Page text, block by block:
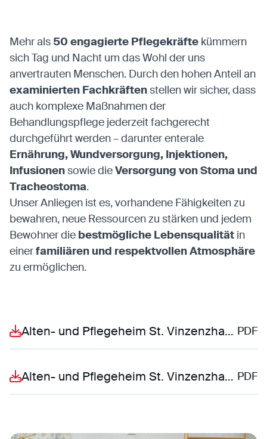
Mehr als 50 engagierte Pflegekräfte kümmern
sich Tag und Nacht um das Wohl der uns
anvertrauten Menschen. Durch den hohen Anteil an
examinierten Fachkräftenstellen wir sicher, dass
auch komplexe Maßnahmen der
Behandlungspflege jederzeit fachgerecht
durchgeführt werden – darunter enterale
Ernährung, Wundversorgung, Injektionen,
Infusionensowie dieVersorgung von Stoma und
Tracheostoma.
Unser Anliegen ist es, vorhandene Fähigkeiten zu
bewahren, neue Ressourcen zu stärken und jedem
Bewohner die bestmögliche Lebensqualität in
einerfamiliären und respektvollen Atmosphäre
zu ermöglichen.
Alten- und Pflegeheim St. Vinzenzhaus Kurzzeit PDF
Alten- und Pflegeheim St. Vinzenzhaus stationär PDF